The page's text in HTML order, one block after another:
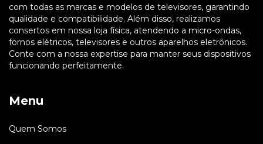
com todas as marcas e modelos de televisores, garantindo
qualidade e compatibilidade. Além disso, realizamos
consertos em nossa loja física, atendendo a micro-ondas,
fornos elétricos, televisores e outros aparelhos eletrônicos.
Conte com a nossa expertise para manter seus dispositivos
funcionando perfeitamente.
Menu
Quem Somos